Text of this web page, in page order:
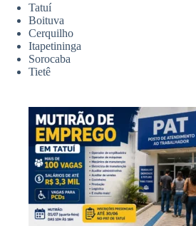
Tatuí
Boituva
Cerquilho
Itapetininga
Sorocaba
Tietê